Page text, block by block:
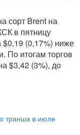
сорт Brent на
в пятницу
$0,19 (0,17%) ниже
По итогам торгов
$3,42 (3%), до
транша в июле